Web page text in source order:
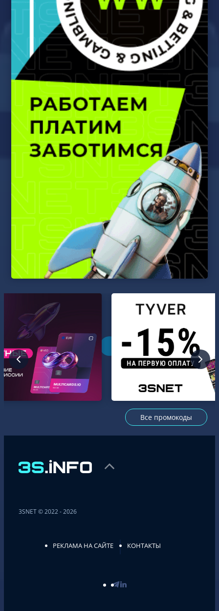
Все промокоды
3SNET © 2022 - 2026
РЕКЛАМА НА САЙТЕ КОНТАКТЫ